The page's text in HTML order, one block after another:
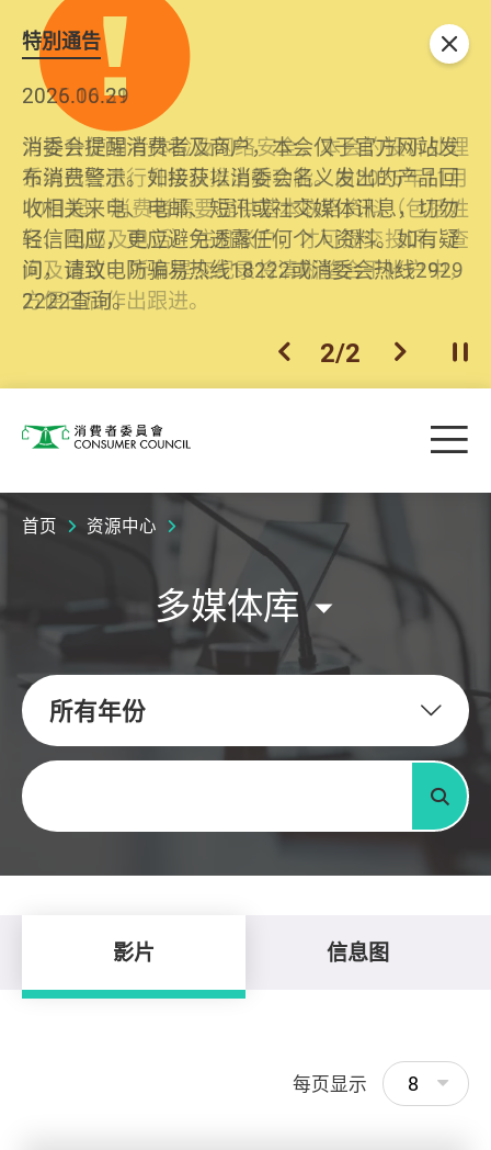
特別通告
2026.06.29
消委会提醒消费者及商户，本会仅于官方网站发
布消费警示。如接获以消委会名义发出的产品回
收相关来电、电邮、短讯或社交媒体讯息，切勿
轻信回应，更应避免透露任何个人资料。如有疑
问，请致电防骗易热线18222或消委会热线2929
2222查询。
2025.10.31
为提升使用者体验及网络安全，本会的投诉处理
系统已经进行升级及推出新功能。由2025年11月
10日起，消费者需要提供基本联络资料（包括姓
名、电邮及电话）注册帐户，才可提交投诉、查
询及建议。所有提交纪录将清晰整合于帐户中，
方便日后作出跟进。
上一个
2/2 下一个开
关闭
消费者委员会 目
首页 资源中心
多媒体库
所有年份
关键字
搜寻
影片 信息图
每页显示 8